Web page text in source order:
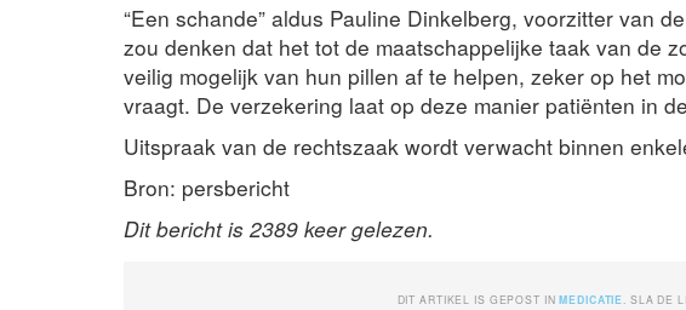
“Een schande” aldus Pauline Dinkelberg, voorzitter van
zou denken dat het tot de maatschappelijke taak van de
veilig mogelijk van hun pillen af te helpen, zeker op het
vraagt. De verzekering laat op deze manier patiënten in
Uitspraak van de rechtszaak wordt verwacht binnen
Bron: persbericht
Dit bericht is 2389 keer gelezen.
DIT ARTIKEL IS GEPOST INMEDICATIE . SLA DE